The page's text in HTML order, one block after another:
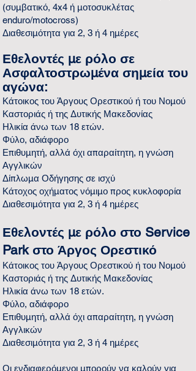
(συμβατικό, 4x4 ή μοτοσυκλέτας
enduro/motocross)
Διαθεσιμότητα για 2, 3 ή 4 ημέρες
Εθελοντές με ρόλο σε
Ασφαλτοστρωμένα σημεία του
αγώνα:
Κάτοικος του Άργους Ορεστικού ή του Νομού
Καστοριάς ή της Δυτικής Μακεδονίας
Ηλικία άνω των 18 ετών.
Φύλο, αδιάφορο
Επιθυμητή, αλλά όχι απαραίτητη, η γνώση
Αγγλικών
Δίπλωμα Οδήγησης σε ισχύ
Κάτοχος οχήματος νόμιμο προς κυκλοφορία
Διαθεσιμότητα για 2, 3 ή 4 ημέρες
Εθελοντές με ρόλο στο Service
Park στο Άργος Ορεστικό
Κάτοικος του Άργους Ορεστικού ή του Νομού
Καστοριάς ή της Δυτικής Μακεδονίας
Ηλικία άνω των 18 ετών.
Φύλο, αδιάφορο
Επιθυμητή, αλλά όχι απαραίτητη, η γνώση
Αγγλικών
Διαθεσιμότητα για 2, 3 ή 4 ημέρες
Οι ενδιαφερόμενοι μπορούν να καλούν για